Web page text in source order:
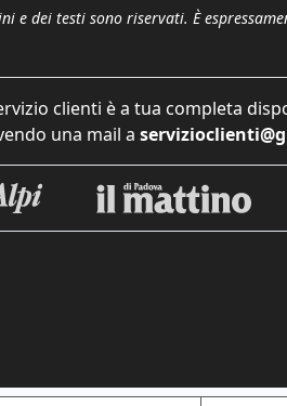
e dei testi sono riservati. È
clienti è a tua completa
una mail a